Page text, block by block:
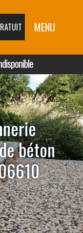
MENU
béton